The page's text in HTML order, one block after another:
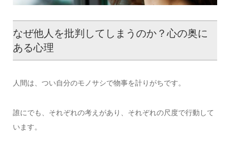
なぜ他人を批判してしまうのか？心の奥に
ある心理
人間は、つい自分のモノサシで物事を計りがちです。
誰にでも、それぞれの考えがあり、それぞれの尺度で行動して
います。